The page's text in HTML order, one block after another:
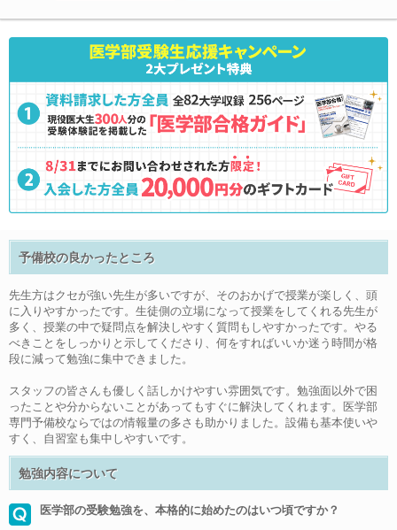
予備校の良かったところ
先生方はクセが強い先生が多いですが、そのおかげで授業が楽しく、頭
に入りやすかったです。生徒側の立場になって授業をしてくれる先生が
多く、授業の中で疑問点を解決しやすく質問もしやすかったです。やる
べきことをしっかりと示してくださり、何をすればいいか迷う時間が格
段に減って勉強に集中できました。
スタッフの皆さんも優しく話しかけやすい雰囲気です。勉強面以外で困
ったことや分からないことがあってもすぐに解決してくれます。医学部
専門予備校ならではの情報量の多さも助かりました。設備も基本使いや
すく、自習室も集中しやすいです。
勉強内容について
医学部の受験勉強を、本格的に始めたのはいつ頃ですか？